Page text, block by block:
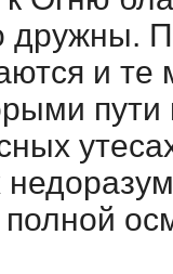
дружны.
и